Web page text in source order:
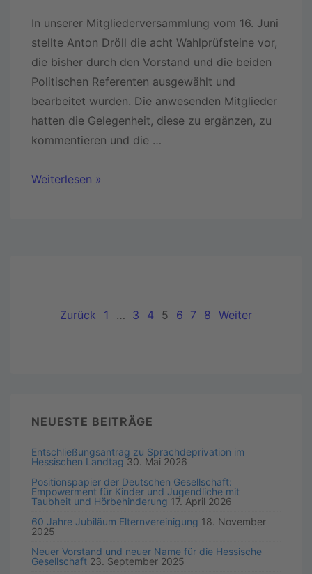
In unserer Mitgliederversammlung vom 16. Juni
stellte Anton Dröll die acht Wahlprüfsteine vor,
die bisher durch den Vorstand und die beiden
Politischen Referenten ausgewählt und
bearbeitet wurden. Die anwesenden Mitglieder
hatten die Gelegenheit, diese zu ergänzen, zu
kommentieren und die …
Weiterlesen »
Zurück 1 … 3 4 5 6 7 8 Weiter
NEUESTE BEITRÄGE
Entschließungsantrag zu Sprachdeprivation im
Hessischen Landtag 30. Mai 2026
Positionspapier der Deutschen Gesellschaft:
Empowerment für Kinder und Jugendliche mit
Taubheit und Hörbehinderung 17. April 2026
60 Jahre Jubiläum Elternvereinigung 18. November
2025
Neuer Vorstand und neuer Name für die Hessische
Gesellschaft 23. September 2025